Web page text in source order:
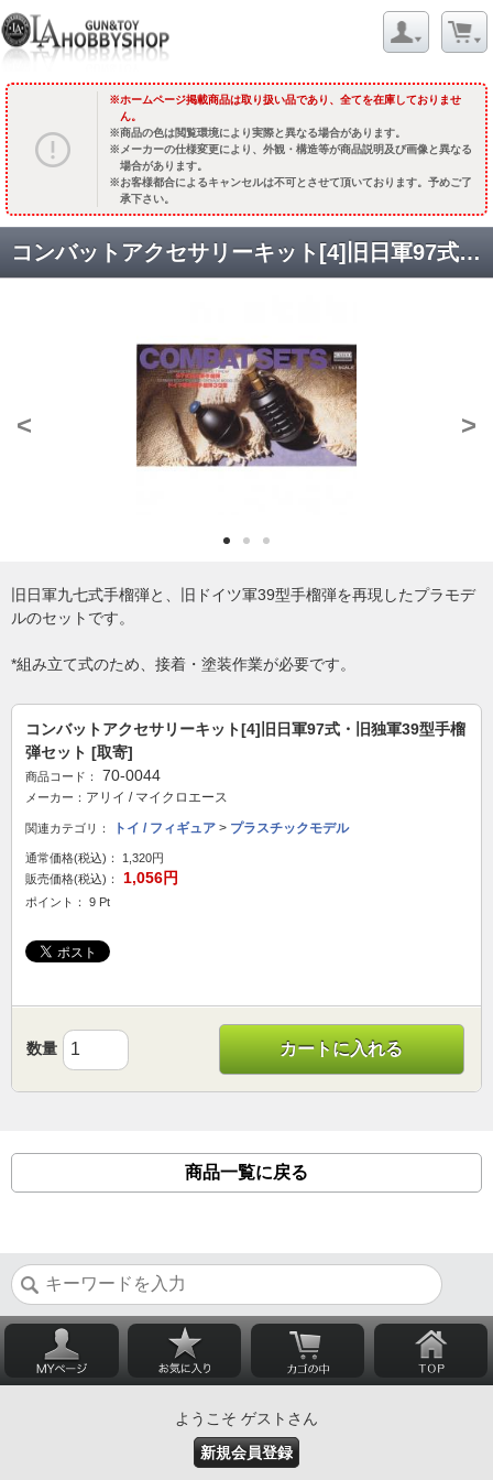
ホームページ掲載商品は取り扱い品であり、全てを在庫しておりませ
ん。
商品の色は閲覧環境により実際と異なる場合があります。
メーカーの仕様変更により、外観・構造等が商品説明及び画像と異なる
場合があります。
お客様都合によるキャンセルは不可とさせて頂いております。予めご了
承下さい。
コンバットアクセサリーキット[4]旧日軍97式・旧独軍39型手榴弾セット [取寄]
< >
旧日軍九七式手榴弾と、旧ドイツ軍39型手榴弾を再現したプラモデ
ルのセットです。
*組み立て式のため、接着・塗装作業が必要です。
コンバットアクセサリーキット[4]旧日軍97式・旧独軍39型手榴
弾セット [取寄]
商品コード： 70-0044
メーカー： アリイ / マイクロエース
関連カテゴリ： トイ / フィギュア > プラスチックモデル
通常価格(税込)：
1,320円
販売価格(税込)：
1,056円
ポイント： 9 Pt
数量 カートに入れる
商品一覧に戻る
ようこそ ゲストさん
新規会員登録